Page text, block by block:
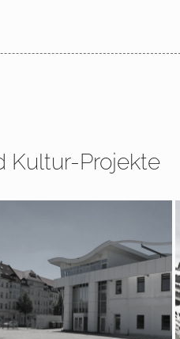
Kultur-Projekte
– 2018 Leipzig,